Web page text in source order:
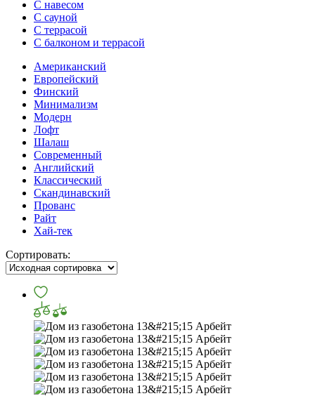
С навесом
С сауной
С террасой
С балконом и террасой
Американский
Европейский
Финский
Минимализм
Модерн
Лофт
Шалаш
Современный
Английский
Классический
Скандинавский
Прованс
Райт
Хай-тек
Сортировать: